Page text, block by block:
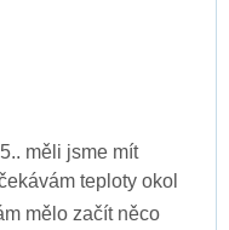
měli jsme mít
teploty okol
mělo začít něco